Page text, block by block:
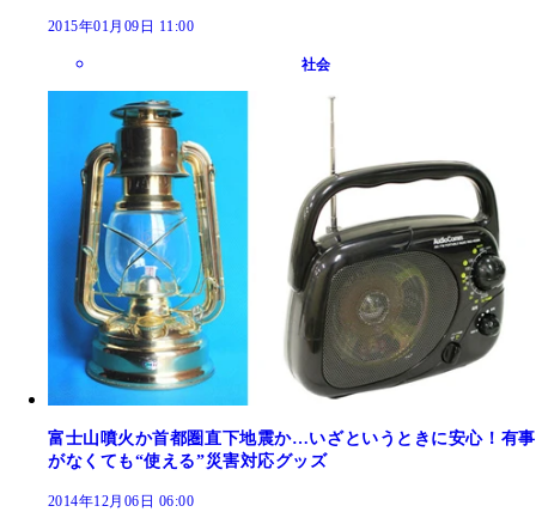
2015年01月09日 11:00
社会
富士山噴火か首都圏直下地震か…いざというときに安心！有事
がなくても“使える”災害対応グッズ
2014年12月06日 06:00